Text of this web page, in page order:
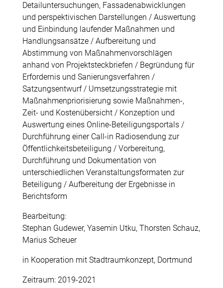
Detailuntersuchungen, Fassadenabwicklungen
und perspektivischen Darstellungen / Auswertung
und Einbindung laufender Maßnahmen und
Handlungsansätze / Aufbereitung und
Abstimmung von Maßnahmenvorschlägen
anhand von Projektsteckbriefen / Begründung für
Erfordernis und Sanierungsverfahren /
Satzungsentwurf / Umsetzungsstrategie mit
Maßnahmenpriorisierung sowie Maßnahmen-,
Zeit- und Kostenübersicht / Konzeption und
Auswertung eines Online-Beteiligungsportals /
Durchführung einer Call-in Radiosendung zur
Öffentlichkeitsbeteiligung / Vorbereitung,
Durchführung und Dokumentation von
unterschiedlichen Veranstaltungsformaten zur
Beteiligung / Aufbereitung der Ergebnisse in
Berichtsform
Bearbeitung:
Stephan Gudewer, Yasemin Utku, Thorsten Schauz,
Marius Scheuer
in Kooperation mit Stadtraumkonzept, Dortmund
Zeitraum: 2019-2021